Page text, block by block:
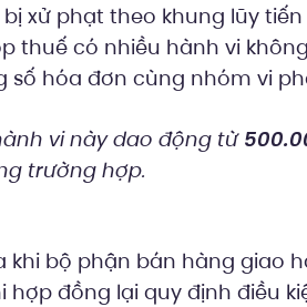
xử phạt theo khung lũy
thuế có nhiều hành vi
số hóa đơn cùng nhóm vi
vi này dao động từ
trường hợp.
khi bộ phận bán hàng giao
hợp đồng lại quy định điều